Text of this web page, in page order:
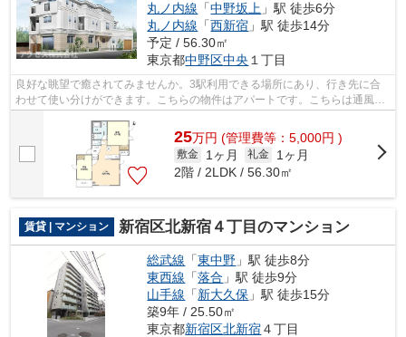
丸ノ内線 「中野坂上 」駅 徒歩6分
丸ノ内線 「西新宿 」駅 徒歩14分
予定 / 56.30㎡
東京都中野区中央 １丁目
良好な眺望で癒されてみませんか。3駅利用できる場所にあり、行き先に合
わせて使い分けができます。こちらの物件はアパートです。こちらは通風良
25万円 (管理費等：5,000円 )
敷金 1ヶ月 礼金
1ヶ月
2階 / 2LDK / 56.30㎡
賃貸 | マンション 新宿区北新宿４丁目のマンション
総武線 「東中野 」駅 徒歩8分
東西線 「落合 」駅 徒歩9分
山手線 「新大久保 」駅 徒歩15分
築9年 / 25.50㎡
東京都新宿区北新宿４丁目